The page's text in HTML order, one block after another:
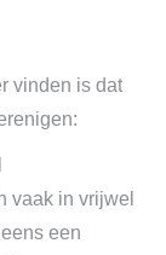
vinden is dat
vaak in vrijwel
een